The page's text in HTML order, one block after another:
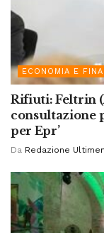
ECONOMIA E
Rifiuti: Feltrin
consultazione
per Epr’
Da Redazione